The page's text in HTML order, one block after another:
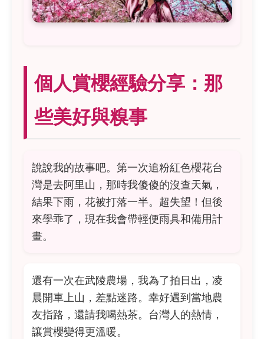
個人賞櫻經驗分享：那
些美好與糗事
說說我的故事吧。第一次追粉紅色櫻花台
灣是去阿里山，那時我傻傻的沒查天氣，
結果下雨，花被打落一半。超失望！但後
來學乖了，現在我會帶輕便雨具和備用計
畫。
還有一次在武陵農場，我為了拍日出，凌
晨開車上山，差點迷路。幸好遇到當地農
友指路，還請我喝熱茶。台灣人的熱情，
讓賞櫻變得更溫暖。